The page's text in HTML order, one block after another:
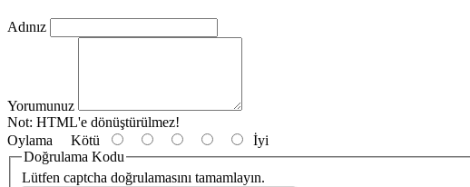
Adınız
Yorumunuz
Not: HTML'e dönüştürülmez!
Oylama Kötü
İyi
Doğrulama Kodu
Lütfen captcha doğrulamasını tamamlayın.